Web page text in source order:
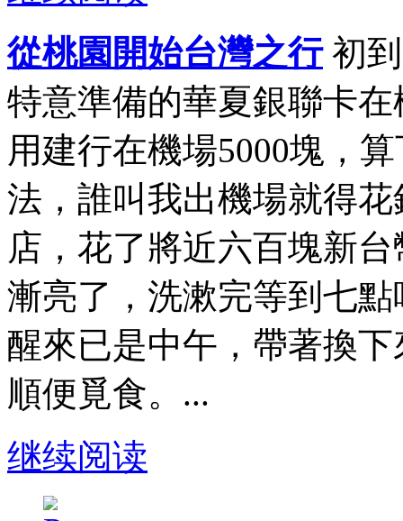
從桃園開始台灣之行初到
特意準備的華夏銀聯卡
用建行在機場5000塊，
法，誰叫我出機場就得
店，花了將近六百塊新
漸亮了，洗漱完等到七
醒來已是中午，帶著換
順便覓食。...
继续阅读